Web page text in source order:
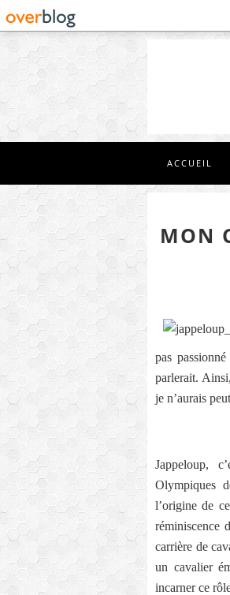
ACCUEIL
MON
pas
parlerait.
je n’aurais
Jappeloup,
Olympiques
l’origine de
réminiscence
carrière de
un cavalier
incarner ce